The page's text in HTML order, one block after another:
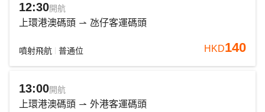
12:30開航
上環港澳碼頭 氹仔客運碼頭
噴射飛航 普通位 HKD140
13:00開航
上環港澳碼頭 外港客運碼頭